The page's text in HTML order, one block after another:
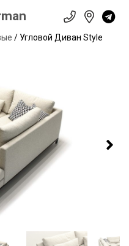
/ Угловой Диван Style